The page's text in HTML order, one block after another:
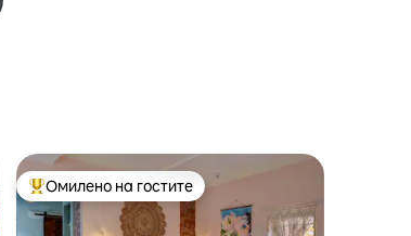
Меѓу најуспешните „Омилени на гостите“
Омилено на гостите